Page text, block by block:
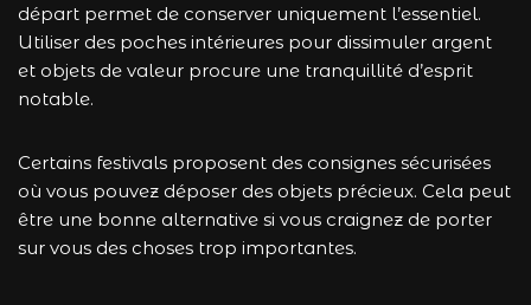
départ permet de conserver uniquement l’essentiel.
Utiliser des poches intérieures pour dissimuler argent
et objets de valeur procure une tranquillité d’esprit
notable.
Certains festivals proposent des consignes sécurisées
où vous pouvez déposer des objets précieux. Cela peut
être une bonne alternative si vous craignez de porter
sur vous des choses trop importantes.